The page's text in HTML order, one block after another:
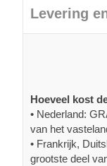
Levering
Hoeveel kost
• Nederland:
van het
• Frankrijk,
grootste deel